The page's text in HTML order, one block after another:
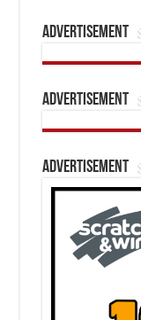
Advertisement
Advertisement
Advertisement